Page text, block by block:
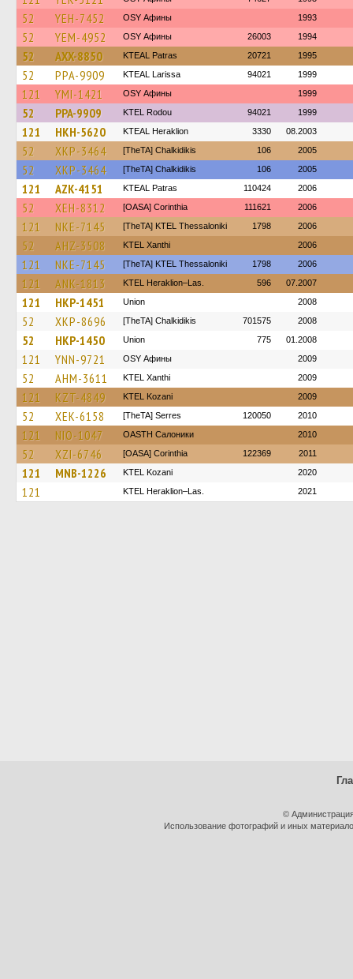
52 YEH-7452 OSY Афины 1993
52 YEM-4952 OSY Афины 26003 1994
52 AXX-8850 KTEAL Patras 20721 1995
52 PPA-9909 KTEAL Larissa 94021 1999
121 YMI-1421 OSY Афины 1999
52 PPA-9909 ΚΤΕL Rodou 94021 1999
121 HKH-5620 KTEAL Heraklion 3330 08.2003
52 XKP-3464 [TheTA] Chalkidikis 106 2005
52 XKP-3464 [TheTA] Chalkidikis 106 2005
121 AZK-4151 KTEAL Patras 110424 2006
52 XEH-8312 [OASA] Corinthia 111621 2006
121 NKE-7145 [TheTA] KTEL Thessaloniki 1798 2006
52 AHZ-3508 KTEL Xanthi 2006
121 NKE-7145 [TheTA] KTEL Thessaloniki 1798 2006
121 ANK-1813 KTEL Heraklion–Las. 596 07.2007
121 HKP-1451 Union 2008
52 XKP-8696 [TheTA] Chalkidikis 701575 2008
52 HKP-1450 Union 775 01.2008
121 YNN-9721 OSY Афины 2009
52 AHM-3611 KTEL Xanthi 2009
121 KZT-4849 ΚΤΕL Kozani 2009
52 XEK-6158 [TheTA] Serres 120050 2010
121 NIO-1047 OASTH Салоники 2010
52 XZI-6746 [OASA] Corinthia 122369 2011
121 MNB-1226 ΚΤΕL Kozani 2020
121 KTEL Heraklion–Las. 2021
©
Использование фотографий и иных